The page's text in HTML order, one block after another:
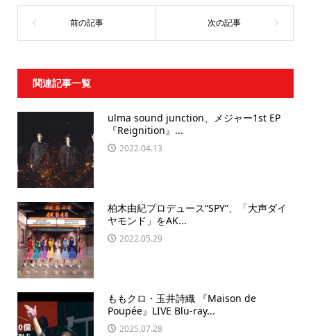
関連記事一覧
ulma sound junction、メジャー1st EP
『Reignition』...
2022.04.13
柏木由紀プロデュース“SPY”、「大声ダイ
ヤモンド」をAK...
2022.05.29
ももクロ・玉井詩織 『Maison de
Poupée』LIVE Blu-ray...
2025.07.28